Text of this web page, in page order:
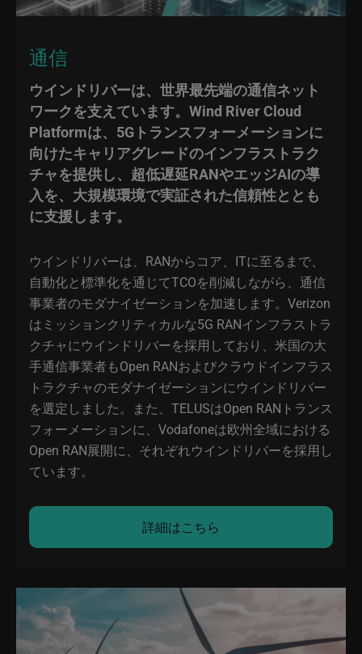
通信
ウインドリバーは、世界最先端の通信ネット
ワークを支えています。Wind River Cloud
Platformは、5Gトランスフォーメーションに
向けたキャリアグレードのインフラストラク
チャを提供し、超低遅延RANやエッジAIの導
入を、大規模環境で実証された信頼性ととも
に支援します。
ウインドリバーは、RANからコア、ITに至るまで、
自動化と標準化を通じてTCOを削減しながら、通信
事業者のモダナイゼーションを加速します。Verizon
はミッションクリティカルな5G RANインフラストラ
クチャにウインドリバーを採用しており、米国の大
手通信事業者もOpen RANおよびクラウドインフラス
トラクチャのモダナイゼーションにウインドリバー
を選定しました。また、TELUSはOpen RANトランス
フォーメーションに、Vodafoneは欧州全域における
Open RAN展開に、それぞれウインドリバーを採用し
ています。
詳細はこちら